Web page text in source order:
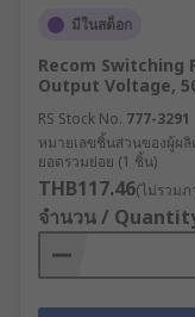
มีในสต็อก
Recom Switching
Output Voltage,
RS Stock No. 777-3291
หมายเลขชิ้นส่วนของผู้ผลิ
ยอดรวมย่อย (1 ชิ้น)
THB117.46(ไม่รวม
จำนวน /